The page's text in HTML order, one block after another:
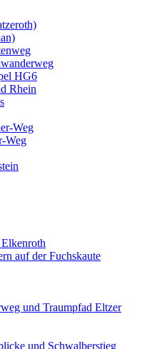
HG6
Rhein
Weg
Weg
auf der Fuchskaute
und Traumpfad Eltzer
und Schwalberstieg